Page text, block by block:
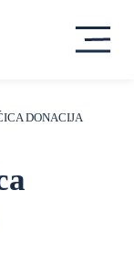
DONACIJA